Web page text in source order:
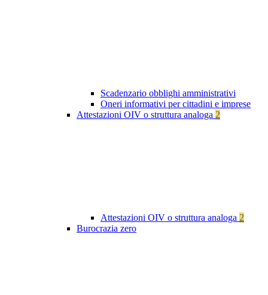
Scadenzario obblighi amministrativi
Oneri informativi per cittadini e imprese
Attestazioni OIV o struttura analoga 2
Attestazioni OIV o struttura analoga 2
Burocrazia zero